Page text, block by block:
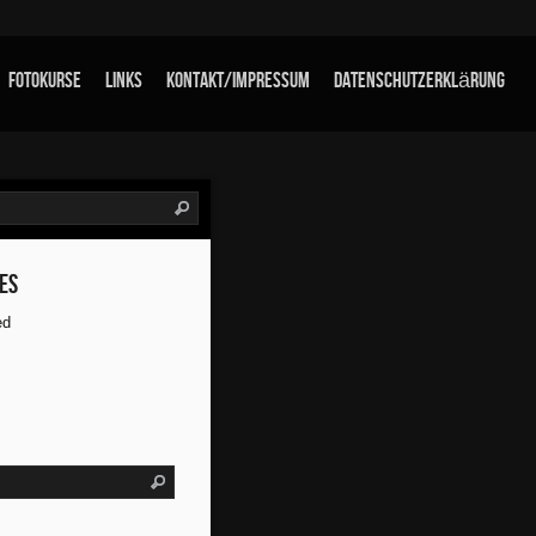
Fotokurse links Kontakt/Impressum Datenschutzerklärung